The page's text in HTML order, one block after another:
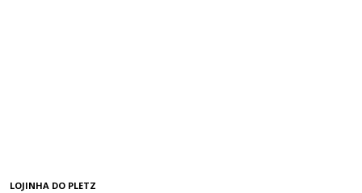
LOJINHA DO PLETZ